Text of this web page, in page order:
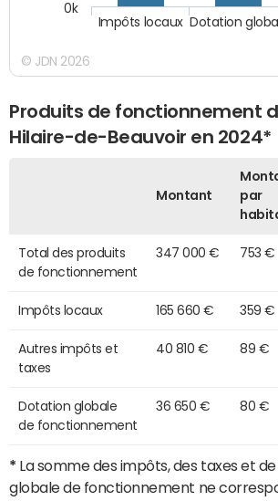
Dotation
Impôts locaux
0k
© JDN 2026
Produits de fonctionnement
Hilaire-de-Beauvoir en 2024*
Montant
par
Total des produits
de fonctionnement
347 000 € 753 €
Impôts locaux 165 660 € 359 €
Autres impôts et
taxes
40 810 € 89 €
Dotation globale
de fonctionnement
36 650 € 80 €
* La somme des impôts, des taxes et
globale de fonctionnement ne